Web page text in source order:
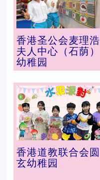
香港圣公会麦理浩
夫人中心（石荫）
幼稚园
香港道教联合会圆
玄幼稚园